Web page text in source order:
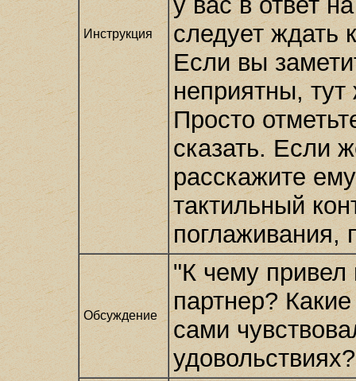
Инструкция
следует ждать
Если вы
неприятны,
Просто
сказать. Если
расскажите
тактильный
поглаживания,
Обсуждение
"К чему привел
партнер?
сами